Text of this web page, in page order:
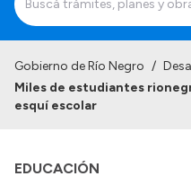
Institucional
Autoridades
Gobierno de Río Negro /
Miles de estudiantes
esquí escolar
EDUCACIÓN